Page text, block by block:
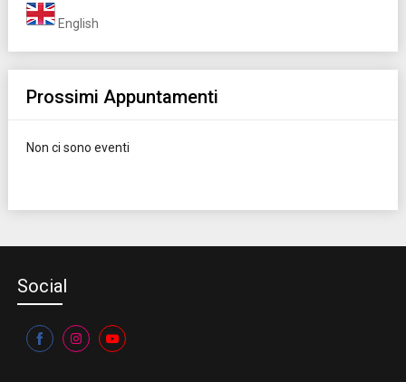
English
Prossimi Appuntamenti
Non ci sono eventi
Social